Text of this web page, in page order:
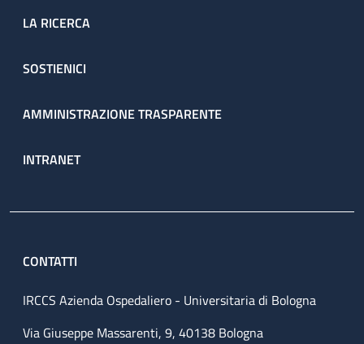
LA RICERCA
SOSTIENICI
AMMINISTRAZIONE TRASPARENTE
INTRANET
CONTATTI
IRCCS Azienda Ospedaliero - Universitaria di Bologna
Via Giuseppe Massarenti, 9, 40138 Bologna